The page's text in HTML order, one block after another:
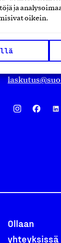
ja
oikein.
Eteläranta 14,
Finland
Ollaan
yhteyksissä